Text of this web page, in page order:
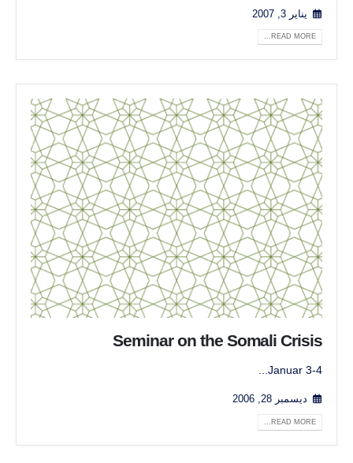
يناير 3, 2007
READ MORE...
Seminar on the Somali Crisis
3-4 Januar...
ديسمبر 28, 2006
READ MORE...